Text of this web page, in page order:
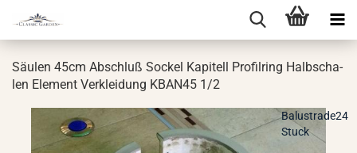
Säu­len 45cm Ab­schluß So­ckel Ka­pi­tell Pro­fil­ring Halb­scha­
len Ele­ment Ver­klei­dung KBAN45 1/2
Balustrade24
Stuck